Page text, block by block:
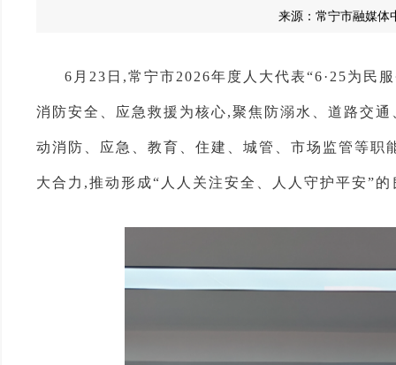
来源： 常宁市融媒体
6月23日,常宁市2026年度人大代表“6·25为民
消防安全、应急救援为核心,聚焦防溺水、道路交
动消防、应急、教育、住建、城管、市场监管等
大合力,推动形成“人人关注安全、人人守护平安”